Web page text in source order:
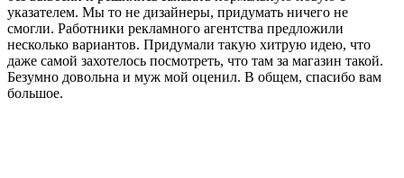
указателем. Мы то не дизайнеры, придумать ничего не
смогли. Работники рекламного агентства предложили
несколько вариантов. Придумали такую хитрую идею, что
даже самой захотелось посмотреть, что там за магазин такой.
Безумно довольна и муж мой оценил. В общем, спасибо вам
большое.